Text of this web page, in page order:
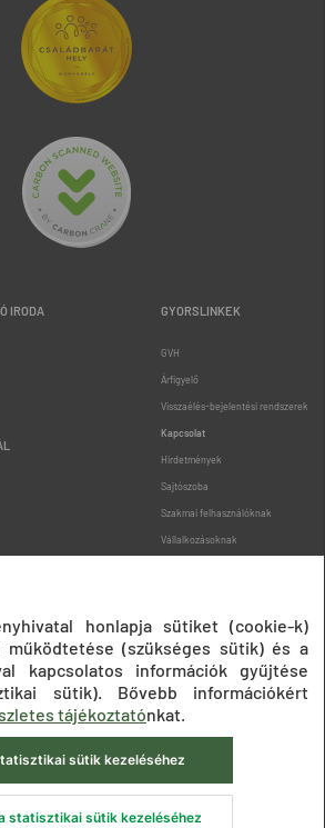
IRODA GYORSLINKEK
GVH
Árfigyelő
Visszaélés-bejelentési rendszerek
Kapcsolat
Hirdetmények
Sajtószoba
Szakmai felhasználóknak
Vállalkozásoknak
Oldaltérkép
tájékoztatók
Akadálymentesítési nyilatkozat
Süti beállítások ÁSZF
Gazdasági Versenyhivatal
honlapja sütiket (cookie-k)
működtetése (szükséges sütik) és a
kapcsolatos információk gyűjtése
sütik). Bővebb információkért
tájékoztatónkat.
sütik kezeléséhez
statisztikai sütik kezeléséhez